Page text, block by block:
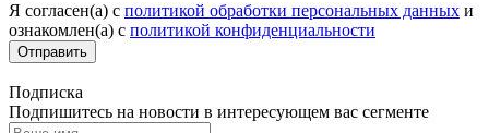
Я согласен(а) c политикой обработки персональных данных и
ознакомлен(а) с политикой конфиденциальности
Отправить
Подписка
Подпишитесь на новости в интересующем вас сегменте